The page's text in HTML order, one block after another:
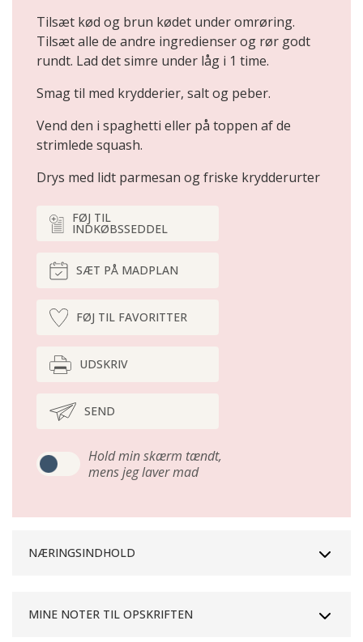
Tilsæt kød og brun kødet under omrøring.
Tilsæt alle de andre ingredienser og rør godt
rundt. Lad det simre under låg i 1 time.
Smag til med krydderier, salt og peber.
Vend den i spaghetti eller på toppen af de
strimlede squash.
Drys med lidt parmesan og friske krydderurter
FØJ TIL
INDKØBSSEDDEL
SÆT PÅ MADPLAN
FØJ TIL FAVORITTER
UDSKRIV
SEND
Hold min skærm tændt,
mens jeg laver mad
NÆRINGSINDHOLD
MINE NOTER TIL OPSKRIFTEN